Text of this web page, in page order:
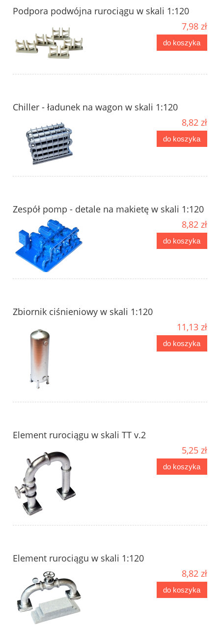
Podpora podwójna rurociągu w skali 1:120
7,98 zł
do koszyka
Chiller - ładunek na wagon w skali 1:120
8,82 zł
do koszyka
Zespół pomp - detale na makietę w skali 1:120
8,82 zł
do koszyka
Zbiornik ciśnieniowy w skali 1:120
11,13 zł
do koszyka
Element rurociągu w skali TT v.2
5,25 zł
do koszyka
Element rurociągu w skali 1:120
8,82 zł
do koszyka